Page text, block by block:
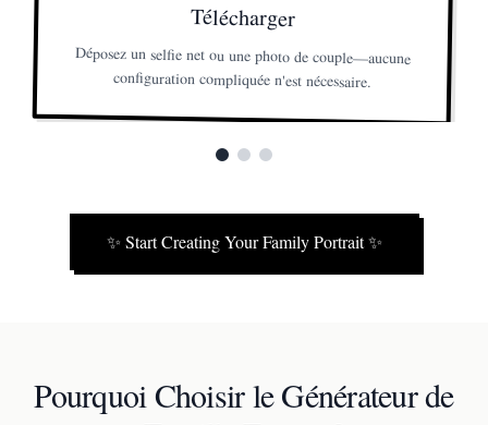
Télécharger
Déposez un selfie net ou une photo de couple—aucune
configuration compliquée n'est nécessaire.
✨ Start Creating Your Family Portrait✨
Pourquoi Choisir le Générateur de